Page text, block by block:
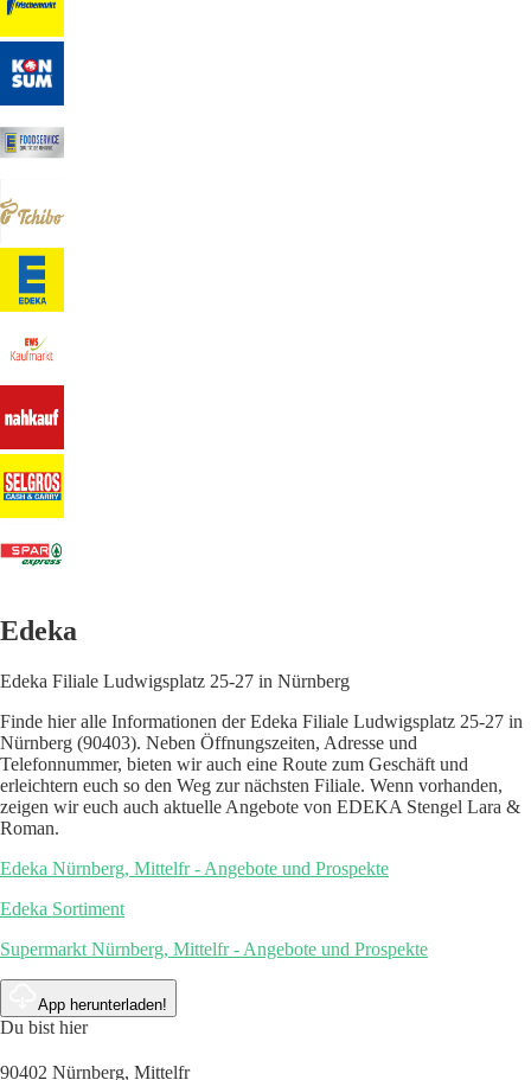
Edeka
Edeka Filiale Ludwigsplatz 25-27 in Nürnberg
Finde hier alle Informationen der Edeka Filiale Ludwigsplatz 25-27 in
Nürnberg (90403). Neben Öffnungszeiten, Adresse und
Telefonnummer, bieten wir auch eine Route zum Geschäft und
erleichtern euch so den Weg zur nächsten Filiale. Wenn vorhanden,
zeigen wir euch auch aktuelle Angebote von EDEKA Stengel Lara &
Roman.
Edeka Nürnberg, Mittelfr - Angebote und Prospekte
Edeka Sortiment
Supermarkt Nürnberg, Mittelfr - Angebote und Prospekte
App herunterladen!
Du bist hier
90402 Nürnberg, Mittelfr